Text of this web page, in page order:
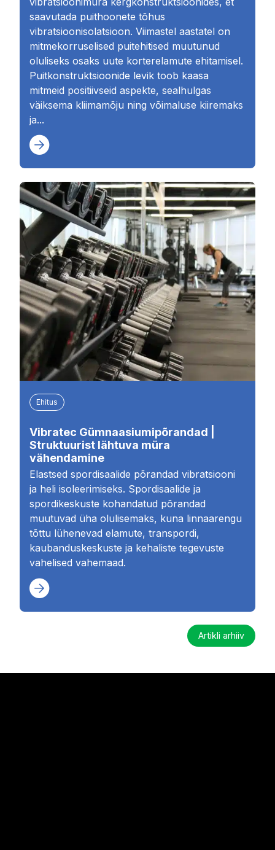
saavutada puithoonete tõhus
vibratsioonisolatsioon. Viimastel aastatel on
mitmekorruselised puitehitised muutunud
oluliseks osaks uute korterelamute ehitamisel.
Puitkonstruktsioonide levik toob kaasa
mitmeid positiivseid aspekte, sealhulgas
väiksema kliimamõju ning võimaluse kiiremaks
ja...
Ehitus
Vibratec Gümnaasiumipõrandad |
Struktuurist lähtuva müra
vähendamine
Elastsed spordisaalide põrandad vibratsiooni
ja heli isoleerimiseks. Spordisaalide ja
spordikeskuste kohandatud põrandad
muutuvad üha olulisemaks, kuna linnaarengu
tõttu lühenevad elamute, transpordi,
kaubanduskeskuste ja kehaliste tegevuste
vahelised vahemaad.
Artikli arhiiv